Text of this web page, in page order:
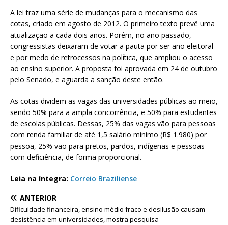
A lei traz uma série de mudanças para o mecanismo das
cotas, criado em agosto de 2012. O primeiro texto prevê uma
atualização a cada dois anos. Porém, no ano passado,
congressistas deixaram de votar a pauta por ser ano eleitoral
e por medo de retrocessos na política, que ampliou o acesso
ao ensino superior. A proposta foi aprovada em 24 de outubro
pelo Senado, e aguarda a sanção deste então.
As cotas dividem as vagas das universidades públicas ao meio,
sendo 50% para a ampla concorrência, e 50% para estudantes
de escolas públicas. Dessas, 25% das vagas vão para pessoas
com renda familiar de até 1,5 salário mínimo (R$ 1.980) por
pessoa, 25% vão para pretos, pardos, indígenas e pessoas
com deficiência, de forma proporcional.
Leia na íntegra: Correio Braziliense
ANTERIOR
Dificuldade financeira, ensino médio fraco e desilusão causam
desistência em universidades, mostra pesquisa